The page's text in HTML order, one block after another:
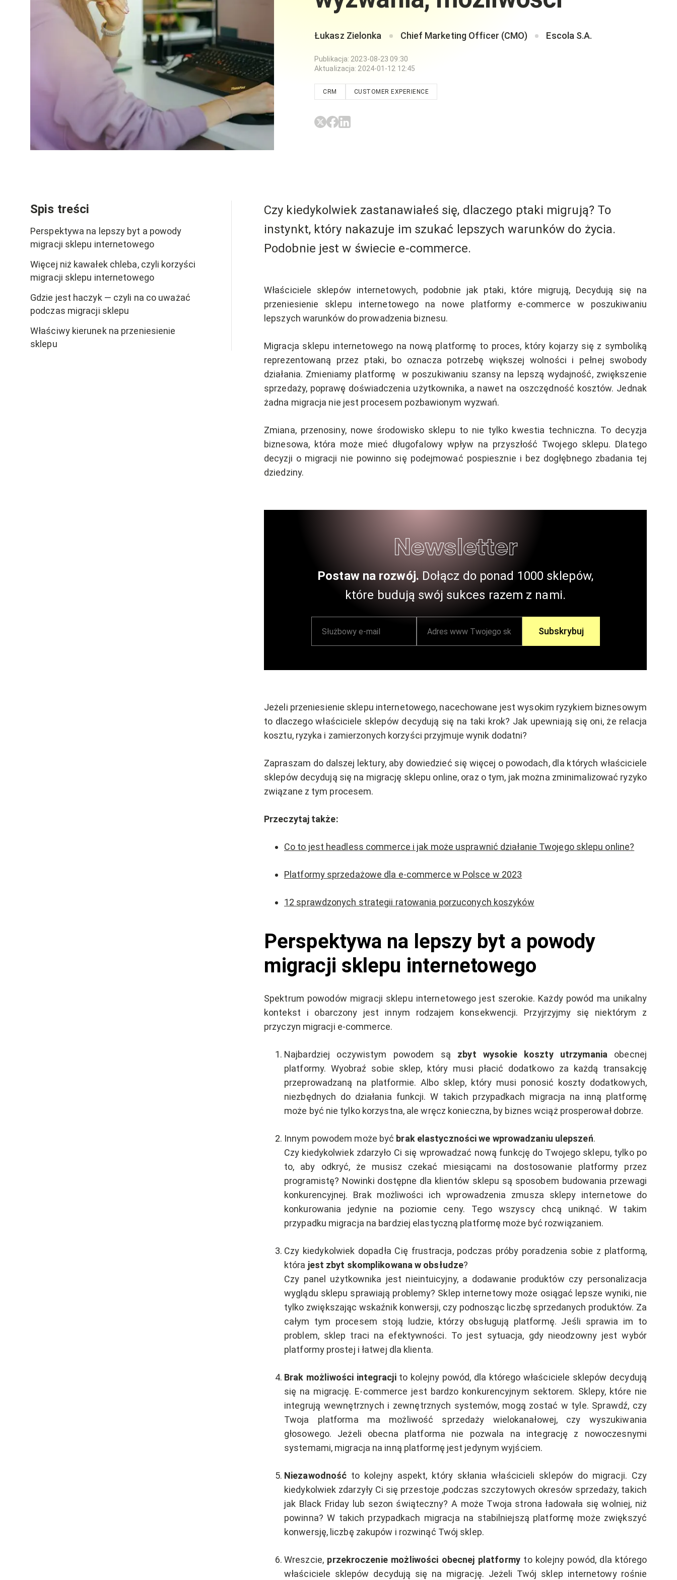
Łukasz Zielonka Chief Marketing Officer (CMO) Escola S.A.
Publikacja: 2023-08-23 09:30
Aktualizacja: 2024-01-12 12:45
CRM CUSTOMER EXPERIENCE
Spis treści
Perspektywa na lepszy byt a powody
migracji sklepu internetowego
Więcej niż kawałek chleba, czyli korzyści
migracji sklepu internetowego
Gdzie jest haczyk — czyli na co uważać
podczas migracji sklepu
Właściwy kierunek na przeniesienie
sklepu
Czy kiedykolwiek zastanawiałeś się, dlaczego ptaki migrują? To
instynkt, który nakazuje im szukać lepszych warunków do życia.
Podobnie jest w świecie e-commerce.
Właściciele sklepów internetowych, podobnie jak ptaki, które migrują, Decydują się na
przeniesienie sklepu internetowego na nowe platformy e-commerce w poszukiwaniu
lepszych warunków do prowadzenia biznesu.
Migracja sklepu internetowego na nową platformę to proces, który kojarzy się z symboliką
reprezentowaną przez ptaki, bo oznacza potrzebę większej wolności i pełnej swobody
działania. Zmieniamy platformę w poszukiwaniu szansy na lepszą wydajność, zwiększenie
sprzedaży, poprawę doświadczenia użytkownika, a nawet na oszczędność kosztów. Jednak
żadna migracja nie jest procesem pozbawionym wyzwań.
Zmiana, przenosiny, nowe środowisko sklepu to nie tylko kwestia techniczna. To decyzja
biznesowa, która może mieć długofalowy wpływ na przyszłość Twojego sklepu. Dlatego
decyzji o migracji nie powinno się podejmować pospiesznie i bez dogłębnego zbadania tej
dziedziny.
Newsletter
Postaw na rozwój. Dołącz do ponad 1000 sklepów,
które budują swój sukces razem z nami.
Subskrybuj
Jeżeli przeniesienie sklepu internetowego, nacechowane jest wysokim ryzykiem biznesowym
to dlaczego właściciele sklepów decydują się na taki krok? Jak upewniają się oni, że relacja
kosztu, ryzyka i zamierzonych korzyści przyjmuje wynik dodatni?
Zapraszam do dalszej lektury, aby dowiedzieć się więcej o powodach, dla których właściciele
sklepów decydują się na migrację sklepu online, oraz o tym, jak można zminimalizować ryzyko
związane z tym procesem.
Przeczytaj także:
Co to jest headless commerce i jak może usprawnić działanie Twojego sklepu online?
Platformy sprzedażowe dla e-commerce w Polsce w 2023
12 sprawdzonych strategii ratowania porzuconych koszyków
Perspektywa na lepszy byt a powody
migracji sklepu internetowego
Spektrum powodów migracji sklepu internetowego jest szerokie. Każdy powód ma unikalny
kontekst i obarczony jest innym rodzajem konsekwencji. Przyjrzyjmy się niektórym z
przyczyn migracji e-commerce.
Najbardziej oczywistym powodem są zbyt wysokie koszty utrzymania obecnej
platformy. Wyobraź sobie sklep, który musi płacić dodatkowo za każdą transakcję
przeprowadzaną na platformie. Albo sklep, który musi ponosić koszty dodatkowych,
niezbędnych do działania funkcji. W takich przypadkach migracja na inną platformę
może być nie tylko korzystna, ale wręcz konieczna, by biznes wciąż prosperował dobrze.
Innym powodem może być brak elastyczności we wprowadzaniu ulepszeń.
Czy kiedykolwiek zdarzyło Ci się wprowadzać nową funkcję do Twojego sklepu, tylko po
to, aby odkryć, że musisz czekać miesiącami na dostosowanie platformy przez
programistę? Nowinki dostępne dla klientów sklepu są sposobem budowania przewagi
konkurencyjnej. Brak możliwości ich wprowadzenia zmusza sklepy internetowe do
konkurowania jedynie na poziomie ceny. Tego wszyscy chcą uniknąć. W takim
przypadku migracja na bardziej elastyczną platformę może być rozwiązaniem.
Czy kiedykolwiek dopadła Cię frustracja, podczas próby poradzenia sobie z platformą,
która jest zbyt skomplikowana w obsłudze?
Czy panel użytkownika jest nieintuicyjny, a dodawanie produktów czy personalizacja
wyglądu sklepu sprawiają problemy? Sklep internetowy może osiągać lepsze wyniki, nie
tylko zwiększając wskaźnik konwersji, czy podnosząc liczbę sprzedanych produktów. Za
całym tym procesem stoją ludzie, którzy obsługują platformę. Jeśli sprawia im to
problem, sklep traci na efektywności. To jest sytuacja, gdy nieodzowny jest wybór
platformy prostej i łatwej dla klienta.
Brak możliwości integracjito kolejny powód, dla którego właściciele sklepów decydują
się na migrację. E-commerce jest bardzo konkurencyjnym sektorem. Sklepy, które nie
integrują wewnętrznych i zewnętrznych systemów, mogą zostać w tyle. Sprawdź, czy
Twoja platforma ma możliwość sprzedaży wielokanałowej, czy wyszukiwania
głosowego. Jeżeli obecna platforma nie pozwala na integrację z nowoczesnymi
systemami, migracja na inną platformę jest jedynym wyjściem.
Niezawodność to kolejny aspekt, który skłania właścicieli sklepów do migracji. Czy
kiedykolwiek zdarzyły Ci się przestoje ,podczas szczytowych okresów sprzedaży, takich
jak Black Friday lub sezon świąteczny? A może Twoja strona ładowała się wolniej, niż
powinna? W takich przypadkach migracja na stabilniejszą platformę może zwiększyć
konwersję, liczbę zakupów i rozwinąć Twój sklep.
Wreszcie, przekroczenie możliwości obecnej platformyto kolejny powód, dla którego
właściciele sklepów decydują się na migrację. Jeżeli Twój sklep internetowy rośnie